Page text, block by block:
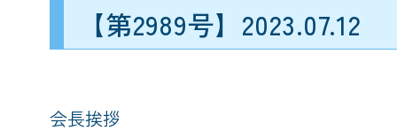
【第2989号】2023.07.12
会長挨拶